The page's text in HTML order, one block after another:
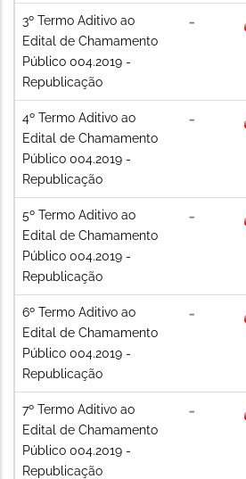
3º Termo Aditivo ao
Edital de Chamamento
Público 004.2019 -
Republicação
4º Termo Aditivo ao
Edital de Chamamento
Público 004.2019 -
Republicação
5º Termo Aditivo ao
Edital de Chamamento
Público 004.2019 -
Republicação
6º Termo Aditivo ao
Edital de Chamamento
Público 004.2019 -
Republicação
7º Termo Aditivo ao
Edital de Chamamento
Público 004.2019 -
Republicação